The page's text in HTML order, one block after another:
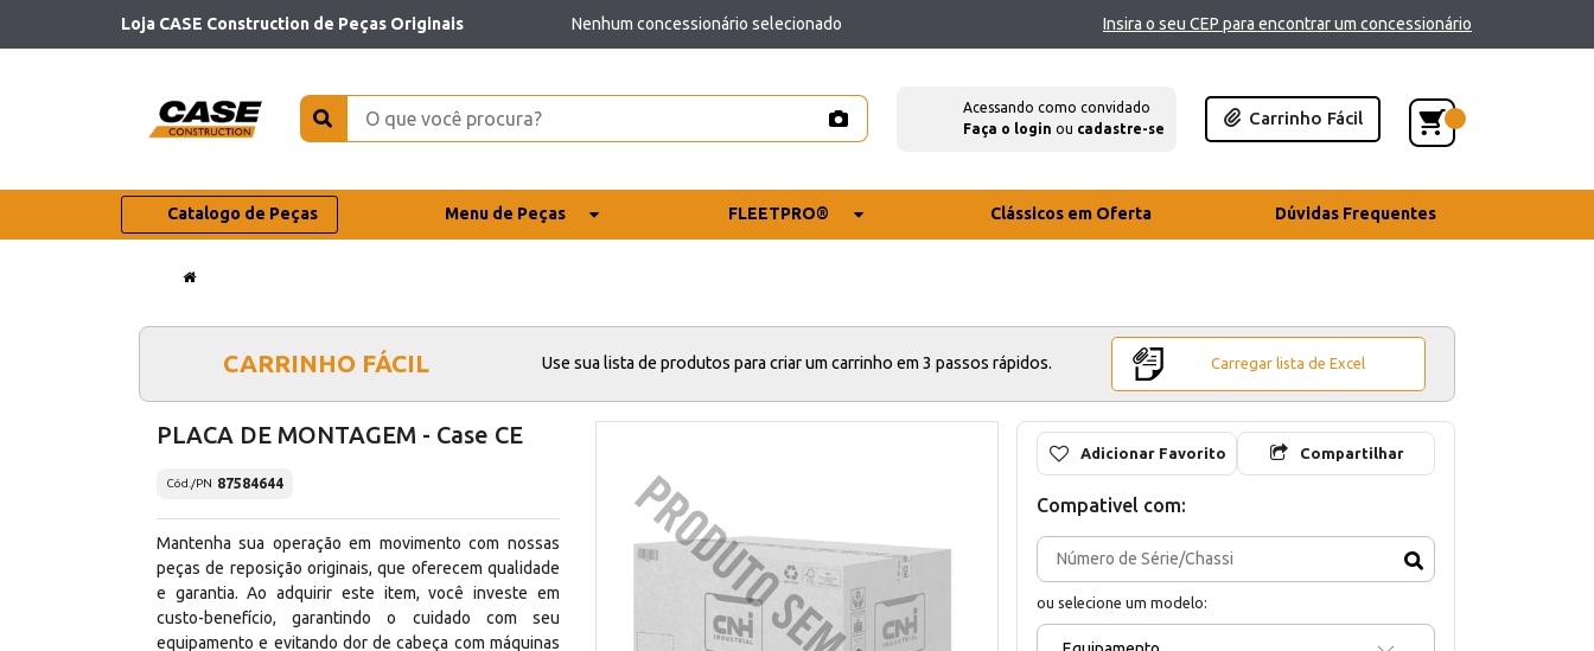
Loja CASE Construction de Peças Originais Nenhum concessionário selecionado Insira o seu CEP para encontrar um concessionário
Acessando como convidado
Faça o login ou cadastre-se
Carrinho Fácil
Catalogo de Peças Menu de Peças FLEETPRO® Clássicos em Oferta Dúvidas Frequentes
CARRINHO FÁCIL Use sua lista de produtos para criar um carrinho em 3 passos rápidos. Carregar lista de Excel
PLACA DE MONTAGEM - Case CE
Cód./PN 87584644
Mantenha sua operação em movimento com nossas
peças de reposição originais, que oferecem qualidade
e garantia. Ao adquirir este item, você investe em
custo-benefício, garantindo o cuidado com seu
equipamento e evitando dor de cabeça com máquinas
Adicionar Favorito Compartilhar
Compativel com:
ou selecione um modelo: